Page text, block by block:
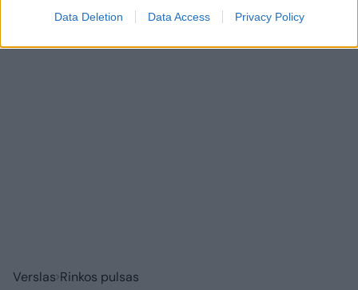
Data Deletion Data Access Privacy Policy
Verslas Rinkos pulsas